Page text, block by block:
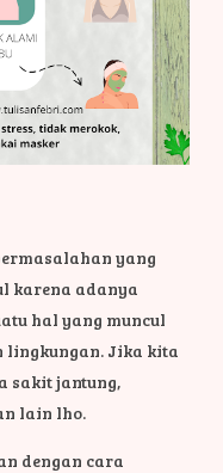
yang
karena adanya
hal yang muncul
lingkungan. Jika kita
sakit jantung,
lain lho.
dengan cara